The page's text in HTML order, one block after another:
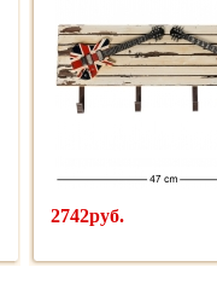
2742руб.